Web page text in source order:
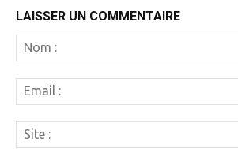
LAISSER UN COMMENTAIRE